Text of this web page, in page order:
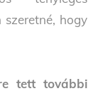
szeretné, hogy
tett további